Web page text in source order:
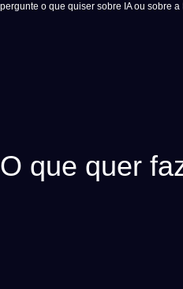
pergunte o que quiser sobre IA ou sobre a
O que quer